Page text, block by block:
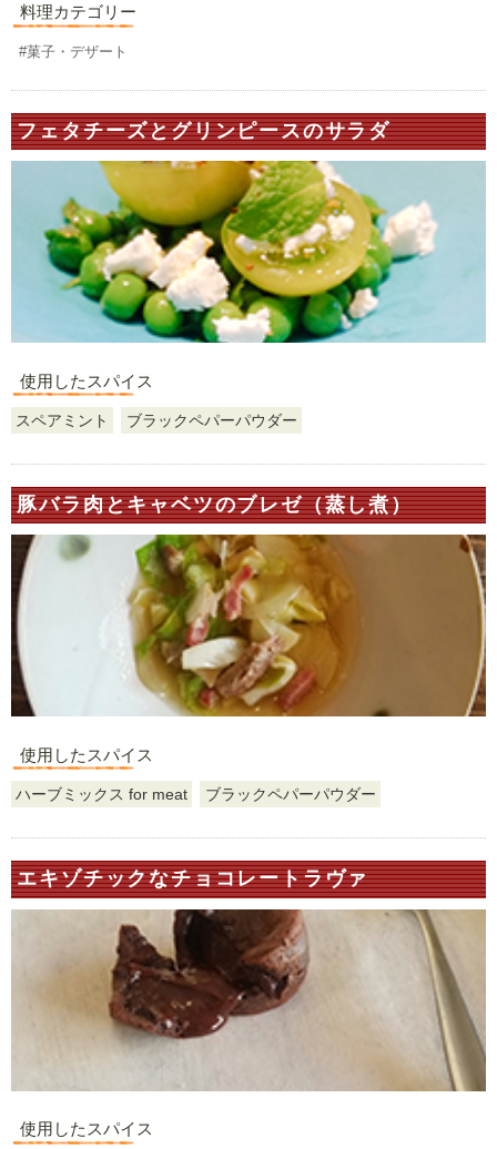
料理カテゴリー
#菓子・デザート
フェタチーズとグリンピースのサラダ
使用したスパイス
スペアミント ブラックペパーパウダー
豚バラ肉とキャベツのブレゼ（蒸し煮）
使用したスパイス
ハーブミックス for meat ブラックペパーパウダー
エキゾチックなチョコレートラヴァ
使用したスパイス